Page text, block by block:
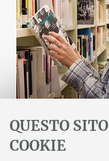
QUESTO
COOKIE